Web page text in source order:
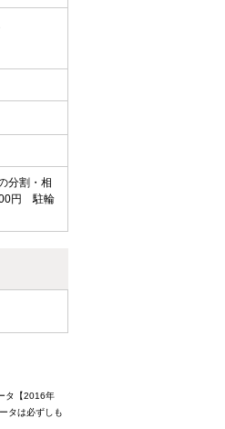
分割・相
円 駐輪
タ【2016年
タは必ずしも